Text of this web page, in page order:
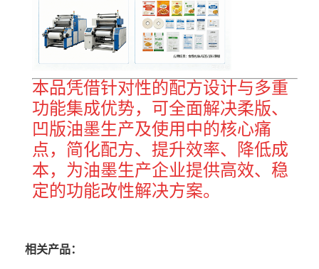
本品凭借针对性的配方设计与多重
功能集成优势，可全面解决柔版、
凹版油墨生产及使用中的核心痛
点，简化配方、提升效率、降低成
本，为油墨生产企业提供高效、稳
定的功能改性解决方案。
相关产品：